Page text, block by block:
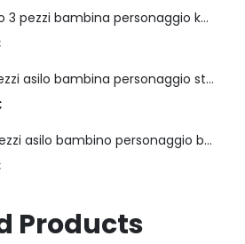
Set asilo 3 pezzi bambina personaggio kuromi
Set 5 pezzi asilo bambina personaggio stitch angel
Set 4 pezzi asilo bambino personaggio batman
Products